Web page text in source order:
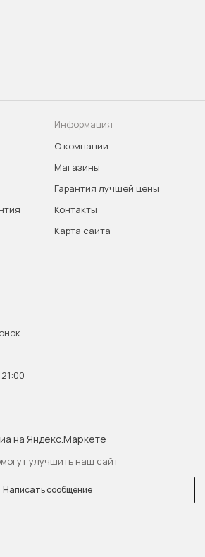
Информация
О компании
Магазины
Гарантия лучшей цены
Контакты
Карта сайта
улучшить наш сайт
Написать сообщение